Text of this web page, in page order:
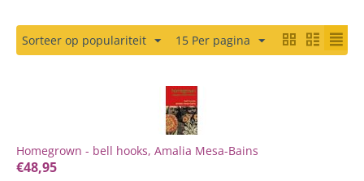
Sorteer op populariteit 15 Per pagina
Homegrown - bell hooks, Amalia Mesa-Bains
€48,95